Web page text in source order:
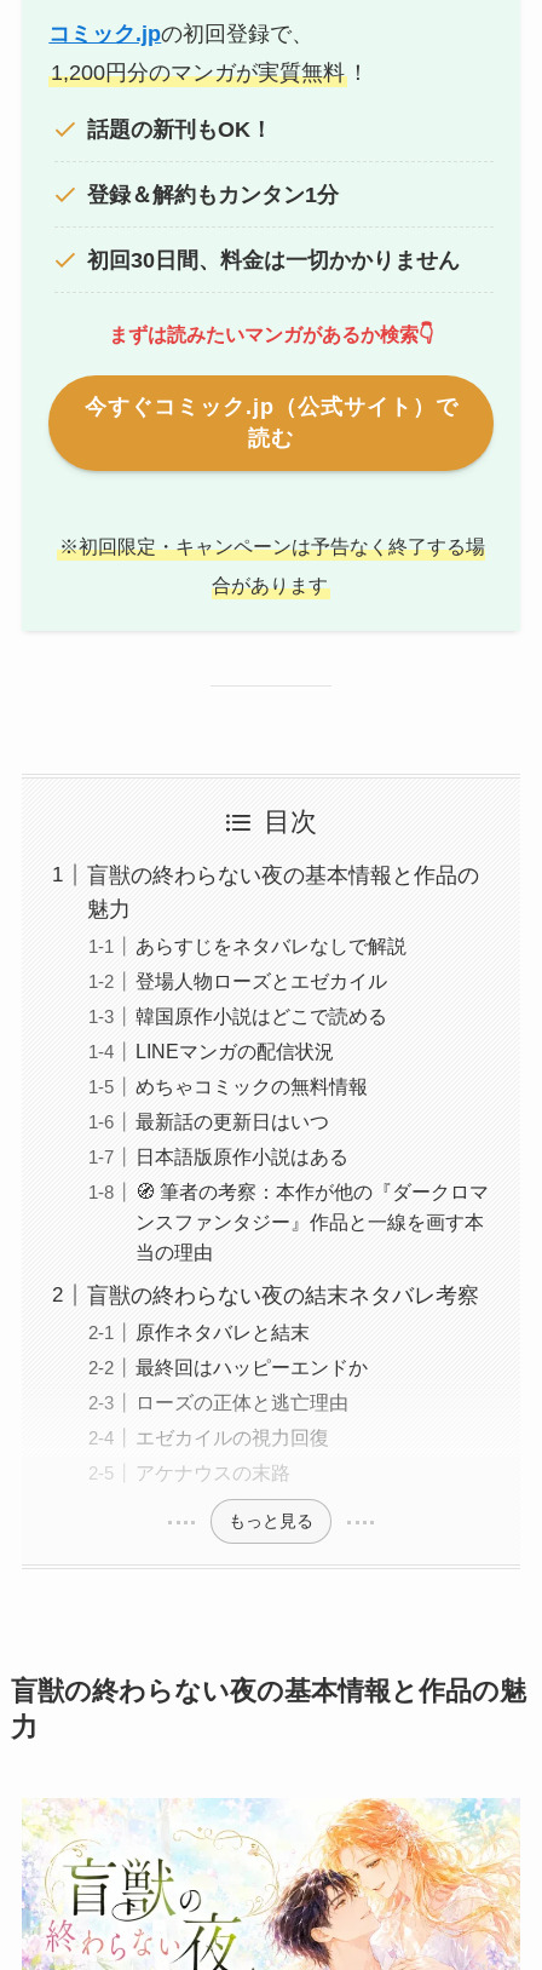
コミック.jpの初回登録で、
1,200円分のマンガが実質無料 ！
話題の新刊もOK！
登録＆解約もカンタン1分
初回30日間、料金は一切かかりません
まずは読みたいマンガがあるか検索👇
今すぐコミック.jp（公式サイト）で
読む
※初回限定・キャンペーンは予告なく終了する場
合があります
目次
盲獣の終わらない夜の基本情報と作品の
魅力
あらすじをネタバレなしで解説
登場人物ローズとエゼカイル
韓国原作小説はどこで読める
LINEマンガの配信状況
めちゃコミックの無料情報
最新話の更新日はいつ
日本語版原作小説はある
🧭 筆者の考察：本作が他の『ダークロマ
ンスファンタジー』作品と一線を画す本
当の理由
盲獣の終わらない夜の結末ネタバレ考察
原作ネタバレと結末
最終回はハッピーエンドか
ローズの正体と逃亡理由
エゼカイルの視力回復
アケナウスの末路
もっと見る
盲獣の終わらない夜の基本情報と作品の魅
力